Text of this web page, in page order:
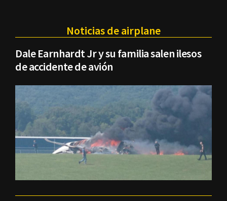
Noticias de airplane
Dale Earnhardt Jr y su familia salen ilesos
de accidente de avión